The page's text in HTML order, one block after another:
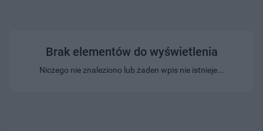
Brak elementów do wyświetlenia
Niczego nie znaleziono lub żaden wpis nie istnieje...